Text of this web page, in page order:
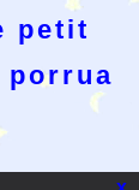
petit
porrua